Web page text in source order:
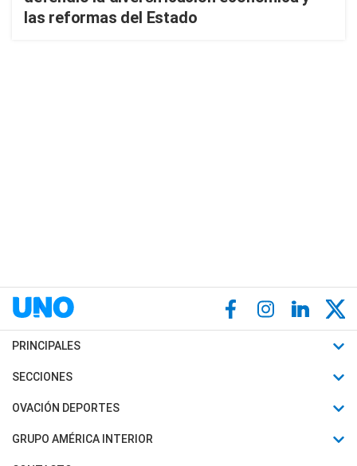
las reformas del Estado
PRINCIPALES
Últimas Noticias
Política
SECCIONES
Horóscopo
Motores
OVACIÓN DEPORTES
Fútbol
GRUPO AMÉRICA INTERIOR